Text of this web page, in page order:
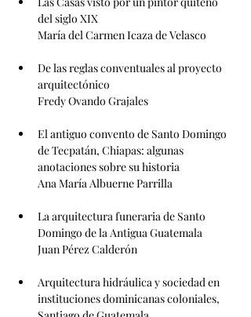
del siglo XIX
María del Carmen Icaza de Velasco
De las reglas conventuales al proyecto
arquitectónico
Fredy Ovando Grajales
El antiguo convento de Santo Domingo
de Tecpatán, Chiapas: algunas
anotaciones sobre su historia
Ana María Albuerne Parrilla
La arquitectura funeraria de Santo
Domingo de la Antigua Guatemala
Juan Pérez Calderón
Arquitectura hidráulica y sociedad en
instituciones dominicanas coloniales,